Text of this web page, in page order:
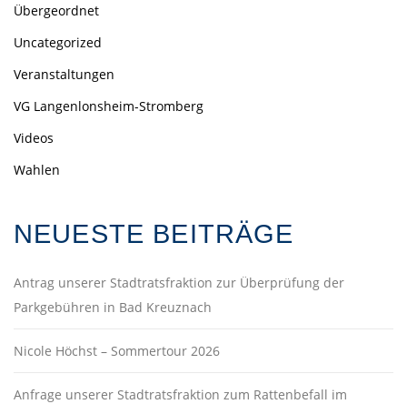
Übergeordnet
Uncategorized
Veranstaltungen
VG Langenlonsheim-Stromberg
Videos
Wahlen
NEUESTE BEITRÄGE
Antrag unserer Stadtratsfraktion zur Überprüfung der
Parkgebühren in Bad Kreuznach
Nicole Höchst – Sommertour 2026
Anfrage unserer Stadtratsfraktion zum Rattenbefall im